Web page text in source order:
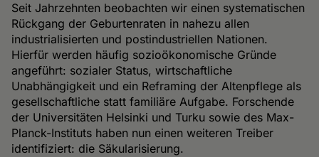
Seit Jahrzehnten beobachten wir einen systematischen
Rückgang der Geburtenraten in nahezu allen
industrialisierten und postindustriellen Nationen.
Hierfür werden häufig sozioökonomische Gründe
angeführt: sozialer Status, wirtschaftliche
Unabhängigkeit und ein Reframing der Altenpflege als
gesellschaftliche statt familiäre Aufgabe. Forschende
der Universitäten Helsinki und Turku sowie des Max-
Planck-Instituts haben nun einen weiteren Treiber
identifiziert: die Säkularisierung.